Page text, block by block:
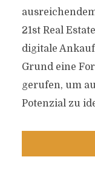
21st Real
digitale
Grund eine
gerufen, um
Potenzial zu